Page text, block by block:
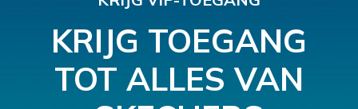
KRIJG TOEGANG
TOT ALLES VAN